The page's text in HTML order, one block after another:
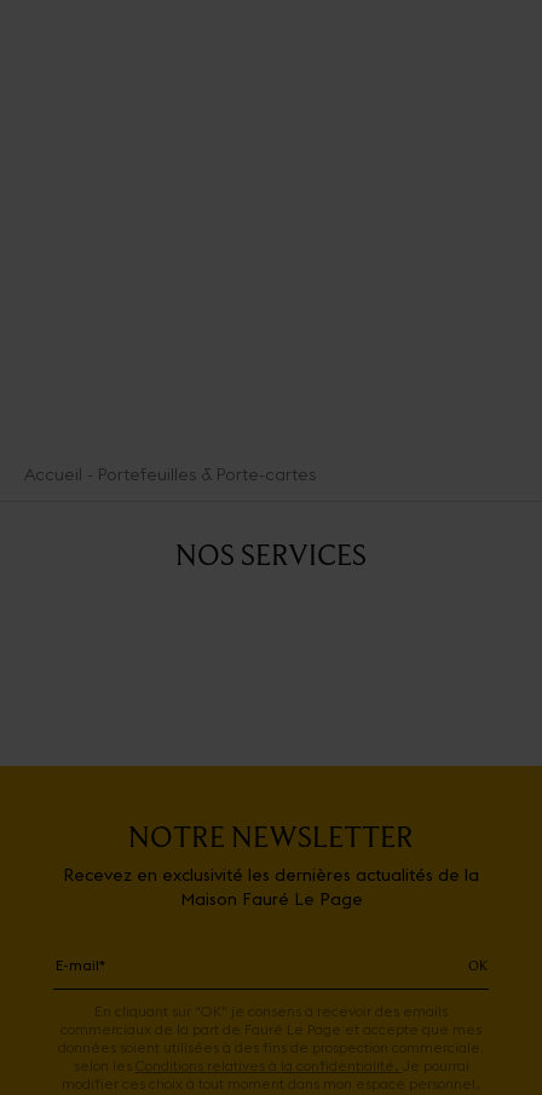
Accueil Portefeuilles & Porte-cartes
NOS SERVICES
NOTRE NEWSLETTER
Recevez en exclusivité les dernières actualités de la
Maison Fauré Le Page
OK
En cliquant sur "OK" je consens à recevoir des emails
commerciaux de la part de Fauré Le Page et accepte que mes
données soient utilisées à des fins de prospection commerciale,
selon les Conditions relatives à la confidentialité. Je pourrai
modifier ces choix à tout moment dans mon espace personnel.